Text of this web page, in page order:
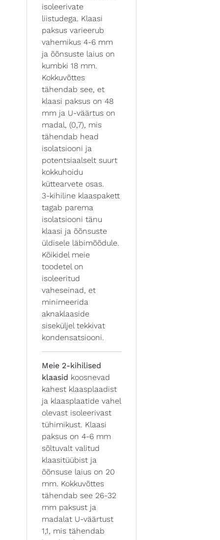
isoleerivate
liistudega. Klaasi
paksus varieerub
vahemikus 4-6 mm
ja õõnsuste laius on
kumbki 18 mm.
Kokkuvõttes
tähendab see, et
klaasi paksus on 48
mm ja U-väärtus on
madal, (0,7), mis
tähendab head
isolatsiooni ja
potentsiaalselt suurt
kokkuhoidu
küttearvete osas.
3-kihiline klaaspakett
tagab parema
isolatsiooni tänu
klaasi ja õõnsuste
üldisele läbimõõdule.
Kõikidel meie
toodetel on
isoleeritud
vaheseinad, et
minimeerida
aknaklaaside
siseküljel tekkivat
kondensatsiooni.
Meie 2-kihilised
klaasid koosnevad
kahest klaasplaadist
ja klaasplaatide vahel
olevast isoleerivast
tühimikust. Klaasi
paksus on 4-6 mm
sõltuvalt valitud
klaasitüübist ja
õõnsuse laius on 20
mm. Kokkuvõttes
tähendab see 26-32
mm paksust ja
madalat U-väärtust
1,1, mis tähendab